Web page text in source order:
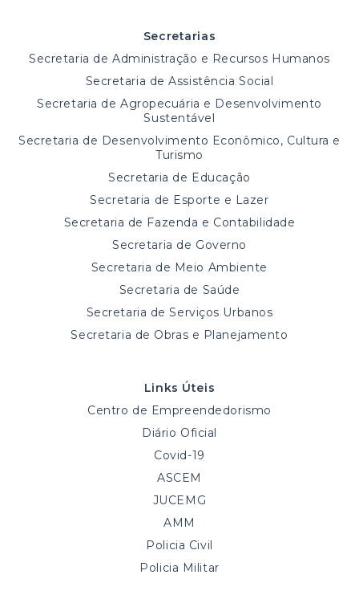
Secretarias
Secretaria de Administração e Recursos Humanos
Secretaria de Assistência Social
Secretaria de Agropecuária e Desenvolvimento
Sustentável
Secretaria de Desenvolvimento Econômico, Cultura e
Turismo
Secretaria de Educação
Secretaria de Esporte e Lazer
Secretaria de Fazenda e Contabilidade
Secretaria de Governo
Secretaria de Meio Ambiente
Secretaria de Saúde
Secretaria de Serviços Urbanos
Secretaria de Obras e Planejamento
Links Úteis
Centro de Empreendedorismo
Diário Oficial
Covid-19
ASCEM
JUCEMG
AMM
Policia Civil
Policia Militar